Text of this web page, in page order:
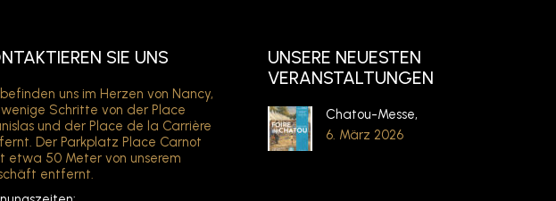
SIE UNS
uns im Herzen von Nancy,
wenige Schritte von der Place
und der Place de la Carrière
Der Parkplatz Place Carnot
etwa 50 Meter von unserem
entfernt.
UNSERE NEUESTEN
VERANSTALTUNGEN
Chatou-Messe,
6. März 2026